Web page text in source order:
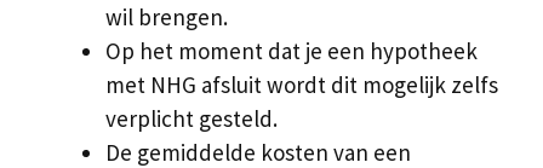
wil brengen.
Op het moment dat je een hypotheek
met NHG afsluit wordt dit mogelijk zelfs
verplicht gesteld.
De gemiddelde kosten van een